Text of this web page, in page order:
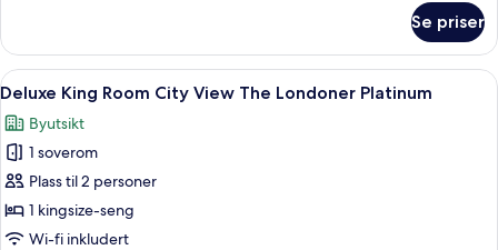
Platinum
King
Room
The
Platinum
Se priser
Åpne
alle
bildene
av
Deluxe
King
Room
Sengetøy av topp kvalitet, minibar,
5
Deluxe King Room City View The Londoner Platinum
Byutsikt
1 soverom
Plass til 2 personer
1 kingsize-seng
Wi-fi inkludert